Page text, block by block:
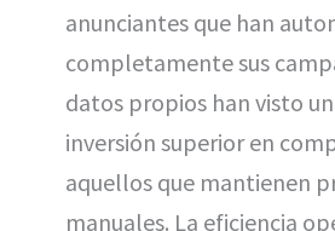
anunciantes que han
completamente sus
datos propios han visto
inversión superior en
aquellos que mantienen
manuales. La eficiencia